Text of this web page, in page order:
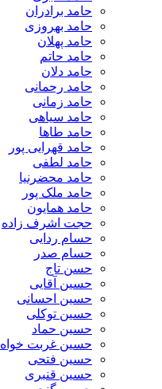
حامد برادران
حامد بهروزی
حامد پهلان
حامد حاتم
حامد دلان
حامد رحمانی
حامد زمانی
حامد سیاهی
حامد طاها
حامد قهرایی پور
حامد لطفی
حامد محضرنیا
حامد ملک پور
حامد همایون
حجت اشرف زاده
حسام ردایی
حسام صدر
حسن تاج
حسین آقایی
حسین احسانی
حسین توکلی
حسین حماد
حسین غربت خواه
حسین فتحی
حسین قنبری